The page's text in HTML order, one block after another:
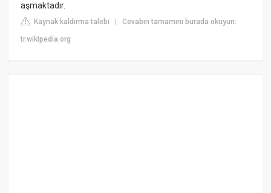
aşmaktadır.
Kaynak kaldırma talebi |Cevabın tamamını burada okuyun:
tr.wikipedia.org